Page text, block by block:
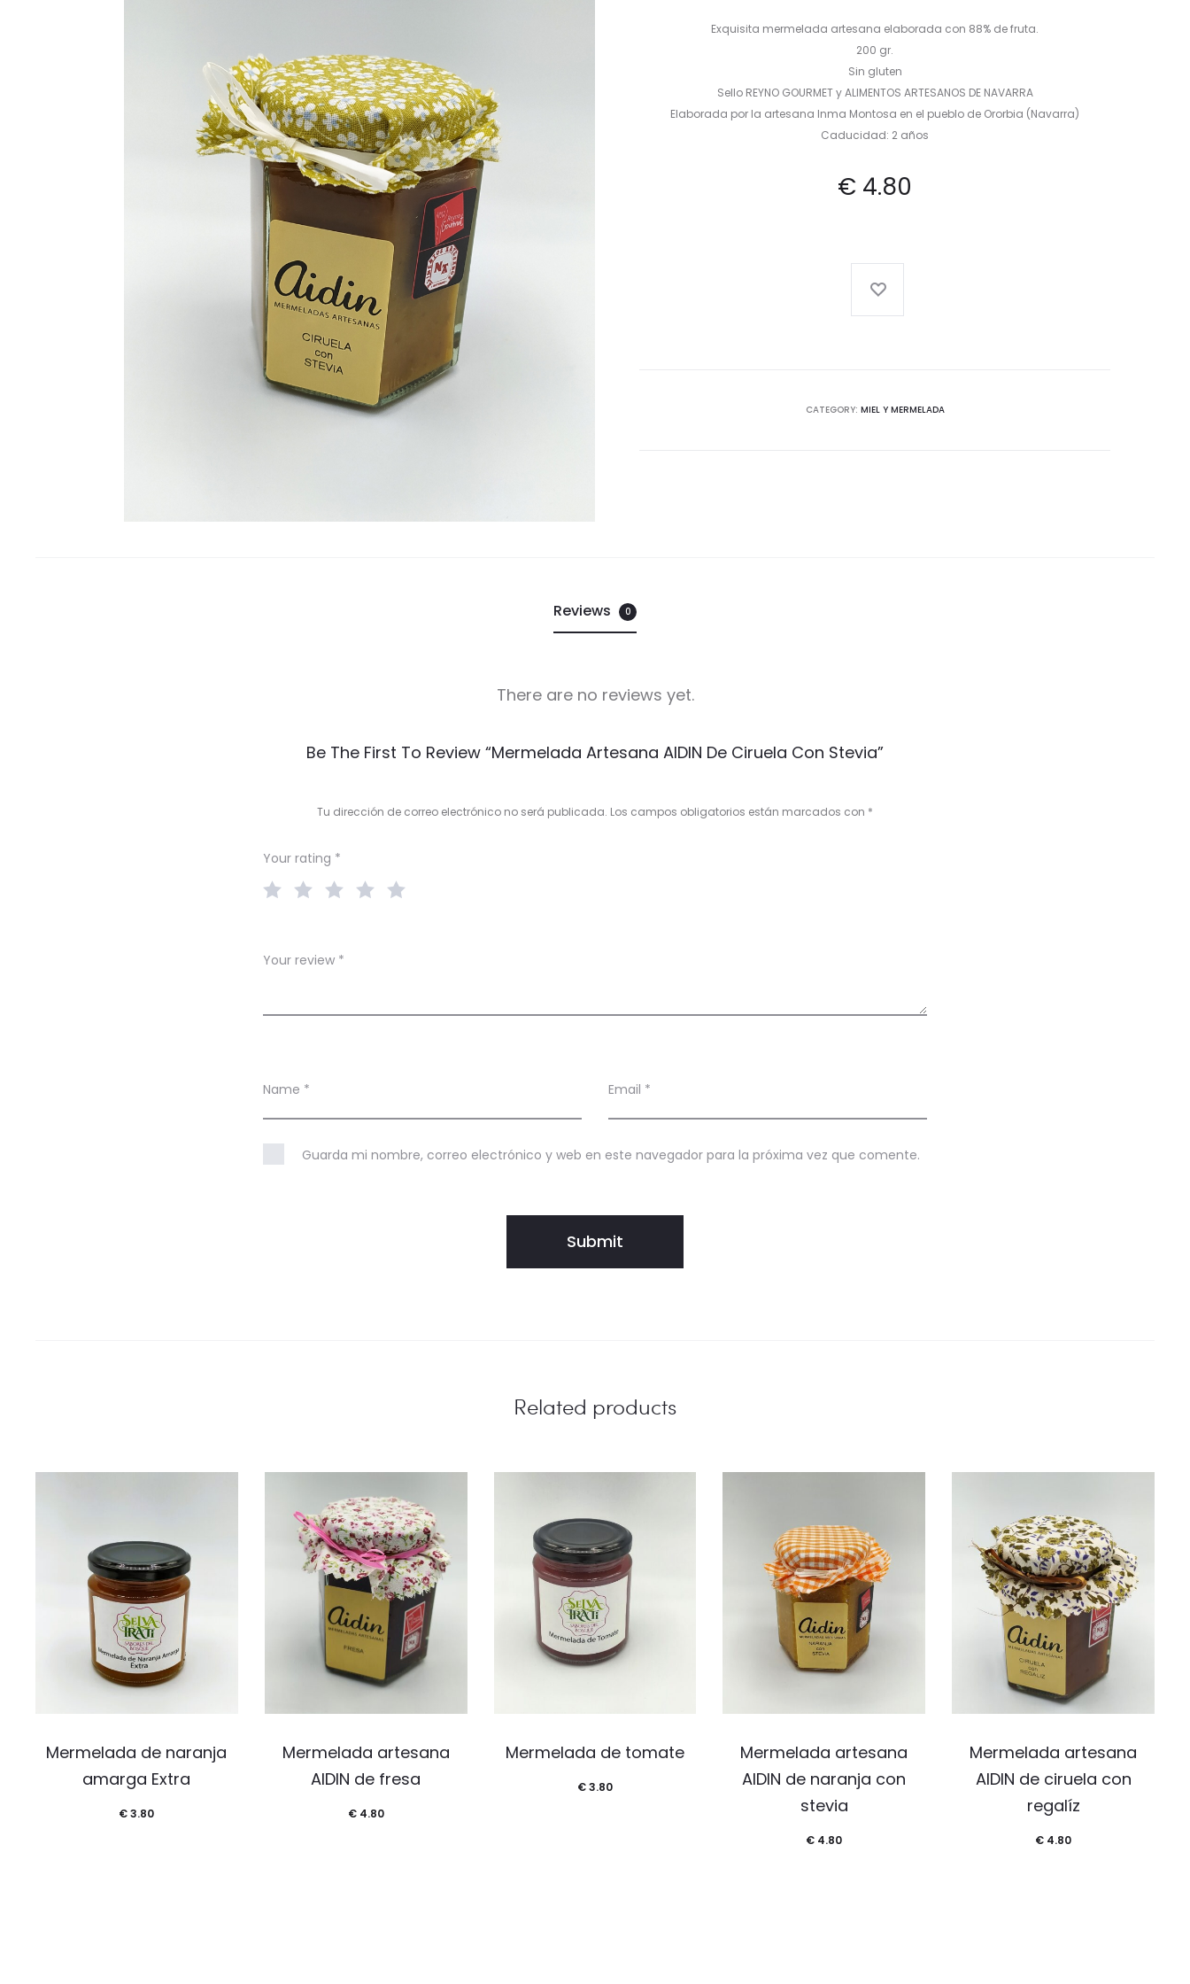
Exquisita mermelada artesana elaborada con 88% de fruta.
200 gr.
Sin gluten
Sello REYNO GOURMET y ALIMENTOS ARTESANOS DE NAVARRA
Elaborada por la artesana Inma Montosa en el pueblo de Ororbia (Navarra)
Caducidad: 2 años
€ 4.80
CATEGORY: MIEL Y MERMELADA
Reviews 0
e
w
There are no reviews yet.
Be The First To Review “Mermelada Artesana AIDIN De Ciruela Con Stevia”
Tu dirección de correo electrónico no será publicada. Los campos obligatorios están marcados con *
Your rating *
Your review *
Name * Email *
Guarda mi nombre, correo electrónico y web en este navegador para la próxima vez que comente.
Related products
Mermelada de naranja
amarga Extra
€3.80
Mermelada artesana
AIDIN de fresa
€4.80
Mermelada de tomate
€3.80
Mermelada artesana
AIDIN de naranja con
stevia
€ 4.80
Mermelada artesana
AIDIN de ciruela con
regalíz
€ 4.80